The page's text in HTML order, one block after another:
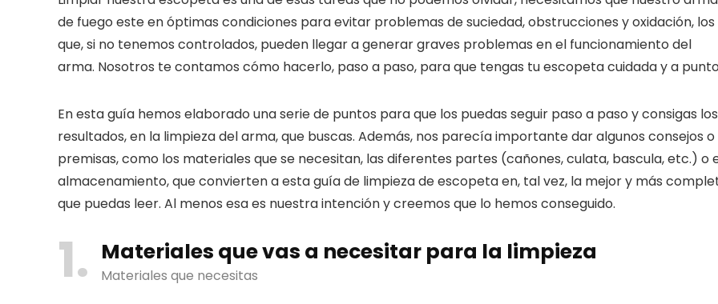
de fuego este en óptimas condiciones para evitar problemas de suciedad, obstrucciones y oxidación, los
que, si no tenemos controlados, pueden llegar a generar graves problemas en el funcionamiento del
arma. Nosotros te contamos cómo hacerlo, paso a paso, para que tengas tu escopeta cuidada y a
En esta guía hemos elaborado una serie de puntos para que los puedas seguir paso a paso y consigas los
resultados, en la limpieza del arma, que buscas. Además, nos parecía importante dar algunos consejos o
premisas, como los materiales que se necesitan, las diferentes partes (cañones, culata, bascula, etc.) o
almacenamiento, que convierten a esta guía de limpieza de escopeta en, tal vez, la mejor y más
que puedas leer. Al menos esa es nuestra intención y creemos que lo hemos conseguido.
1 Materiales que vas a necesitar para la limpieza
Materiales que necesitas